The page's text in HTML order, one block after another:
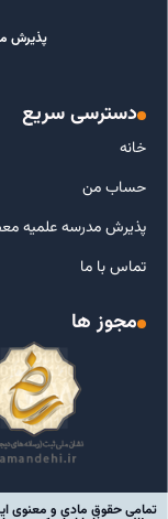
پذیرش
دسترسی سریع
خانه
حساب من
پذیرش مدرسه علمیه
تماس با ما
مجوز ها
تمامی حقوق مادی و معنوی